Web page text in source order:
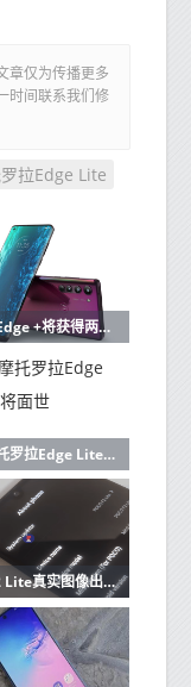
章仅为传播更多
时间联系我们修
拉Edge Lite
摩托罗拉Edge +将获得两次Android更新，仿佛那非同寻常
超低价摩托罗拉Edge Lite 5G即将面世
POCO F2 Lite真实图像出现露珠缺口